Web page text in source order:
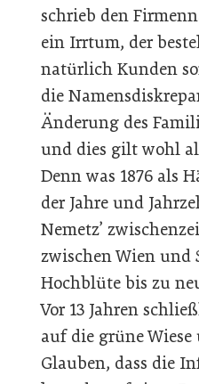
schrieb den
ein Irrtum, der
natürlich Kunden
die
Änderung des
und dies gilt wohl
Denn was 1876 als
der Jahre und
Nemetz’
zwischen Wien und
Hochblüte bis zu
Vor 13 Jahren
auf die grüne
Glauben, dass die